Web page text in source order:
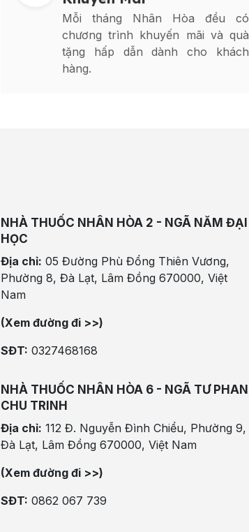
Mỗi tháng Nhân Hòa đều có
chương trình khuyến mãi và quà
tặng hấp dẫn dành cho khách
hàng.
NHÀ THUỐC NHÂN HÒA 2 - NGÃ NĂM ĐẠI
HỌC
Địa chỉ: 05 Đường Phù Đổng Thiên Vương,
Phường 8, Đà Lạt, Lâm Đồng 670000, Việt
Nam
(Xem đường đi >>)
SĐT: 0327468168
NHÀ THUỐC NHÂN HÒA 6 - NGÃ TƯ PHAN
CHU TRINH
Địa chỉ: 112 Đ. Nguyễn Đình Chiểu, Phường 9,
Đà Lạt, Lâm Đồng 670000, Việt Nam
(Xem đường đi >>)
SĐT: 0862 067 739